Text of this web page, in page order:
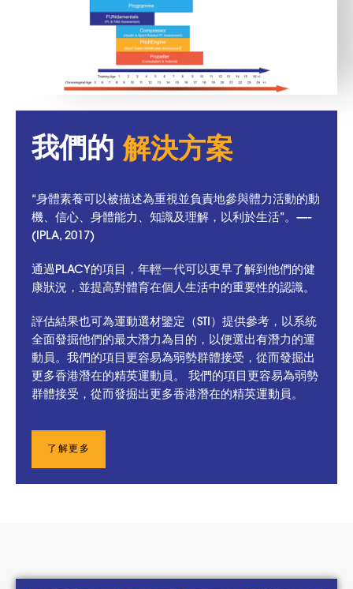
我們的 解決方案
“身體素養可以被描述為重視並負責地參與體力活動的動
機、信心、身體能力、知識及理解，以利於生活”。—-
(IPLA, 2017)
通過PLACY的項目，年輕一代可以更早了解到他們的健
康狀況，並提高對體育在個人生活中的重要性的認識。
評估結果也可為運動選材鑒定（STI）提供參考，以系統
全面發掘他們的最大潛力為目的，以便選出有潛力的運
動員。我們的項目更容易為弱勢群體接受，從而發掘出
更多香港潛在的精英運動員。 我們的項目更容易為弱勢
群體接受，從而發掘出更多香港潛在的精英運動員。
了解更多